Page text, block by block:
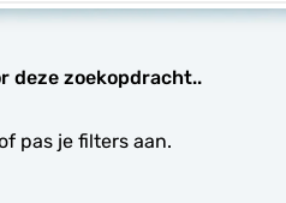
deze zoekopdracht..
pas je filters aan.